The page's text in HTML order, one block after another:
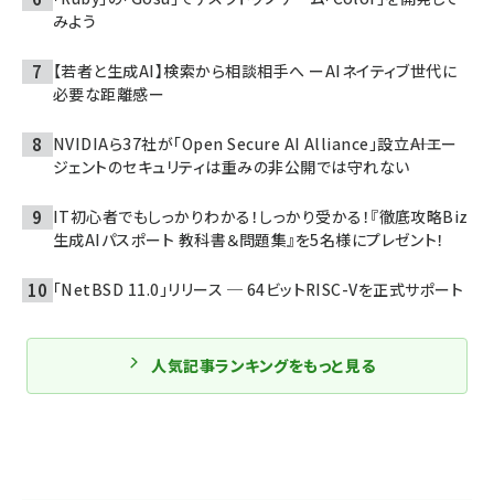
みよう
【若者と生成AI】検索から相談相手へ ーAIネイティブ世代に
必要な距離感ー
NVIDIAら37社が「Open Secure AI Alliance」設立――AIエー
ジェントのセキュリティは重みの非公開では守れない
IT初心者でもしっかりわかる！しっかり受かる！『徹底攻略Biz
生成AIパスポート 教科書＆問題集』を5名様にプレゼント！
「NetBSD 11.0」リリース ─ 64ビットRISC-Vを正式サポート
人気記事ランキングをもっと見る